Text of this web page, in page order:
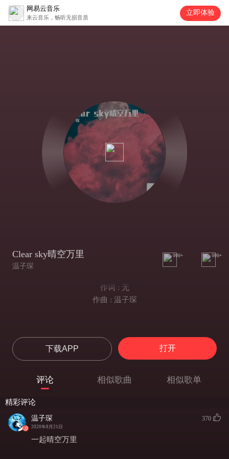
网易云音乐
来云音乐，畅听无损音质
立即体验
Clear sky晴空万里
温子琛
999+ 999+
作词 : 无
作曲 : 温子琛
下载APP 打开
评论 相似歌曲 相似歌单
精彩评论
温子琛
2020年8月21日
370
一起晴空万里